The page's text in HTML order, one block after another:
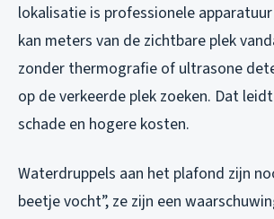
lokalisatie is professionele
kan meters van de zichtbare plek
zonder thermografie of ultrasone
op de verkeerde plek zoeken. Dat
schade en hogere kosten.
Waterdruppels aan het plafond zijn
beetje vocht”, ze zijn een